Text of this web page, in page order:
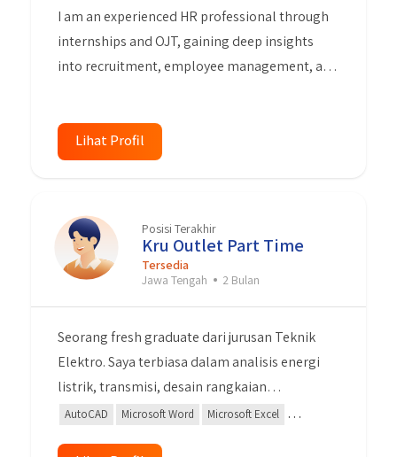
memiliki kemampuan untuk mengetik dengan
cepat dan teliti. Saya bersedia bekerja dimana
saja sesuai dengan kualifikasi saya.
I am an experienced HR professional through
internships and OJT, gaining deep insights
into recruitment, employee management, and
environment. Ready to make significant
contributions to advancing the HR team and
Lihat Profil
Posisi Terakhir
Kru Outlet Part Time
Tersedia
Jawa Tengah
2 Bulan
Seorang fresh graduate dari jurusan Teknik
Elektro. Saya terbiasa dalam analisis energi
listrik, transmisi, desain rangkaian
elektronika, wiring, dan single line diagram.
AutoCAD Microsoft Word
Microsoft Excel
Microsoft Power Point